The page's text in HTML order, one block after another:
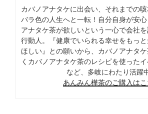
カバノアナタケに出会い、それまでの
バラ色の人生へと一転！自分自身が安
アナタケ茶が欲しいという一心で会社
行動人。『健康でいられる幸せをもっ
ほしい』との願いから、カバノアナタ
くカバノアナタケ茶のレシピを使った
など、多岐にわたり活躍
あんみん樺茶のご購入はこ